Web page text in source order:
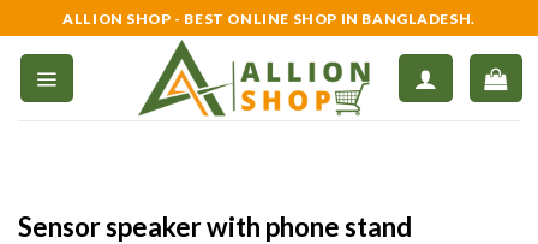
to
content
ALLION SHOP - BEST ONLINE SHOP IN BANGLADESH.
Sensor speaker with phone stand